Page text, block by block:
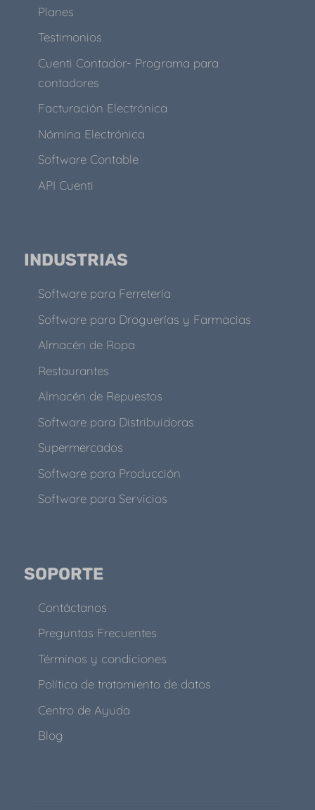
Planes
Testimonios
Cuenti Contador- Programa para
contadores
Facturación Electrónica
Nómina Electrónica
Software Contable
API Cuenti
INDUSTRIAS
Software para Ferretería
Software para Droguerías y Farmacias
Almacén de Ropa
Restaurantes
Almacén de Repuestos
Software para Distribuidoras
Supermercados
Software para Producción
Software para Servicios
SOPORTE
Contáctanos
Preguntas Frecuentes
Términos y condiciones
Política de tratamiento de datos
Centro de Ayuda
Blog